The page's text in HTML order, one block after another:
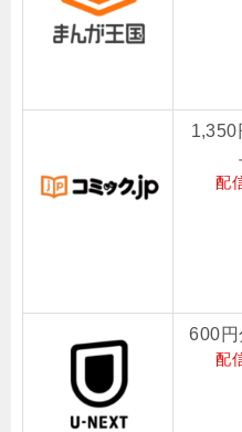
1,350
配
600円
配